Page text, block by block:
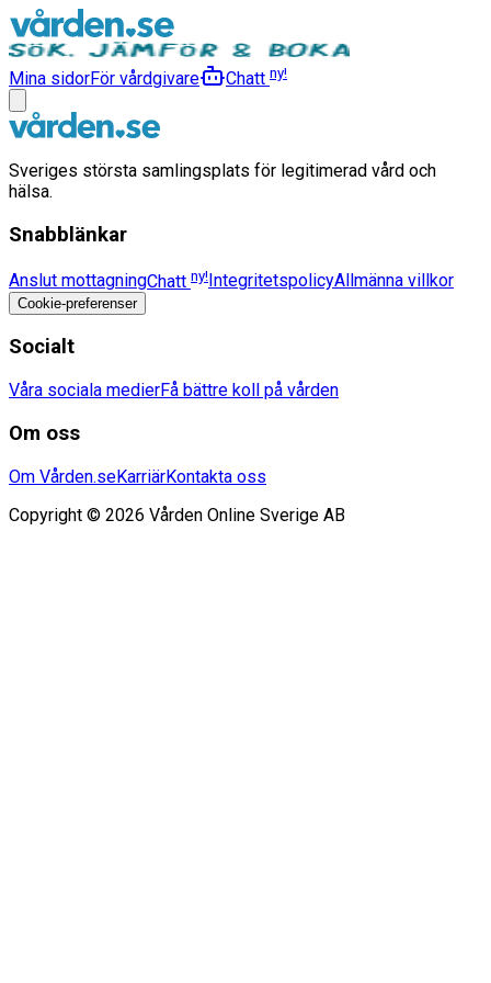
Mina sidorFör vårdgivare Chatt ny!
Sveriges största samlingsplats för legitimerad vård och
hälsa.
Snabblänkar
Anslut mottagningChatt ny! IntegritetspolicyAllmänna villkor
Cookie-preferenser
Socialt
Våra sociala medierFå bättre koll på vården
Om oss
Om Vården.seKarriärKontakta oss
Copyright © 2026 Vården Online Sverige AB